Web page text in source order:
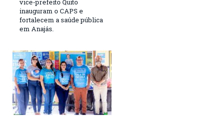
vice-prefeito Quito
inauguram o CAPS e
fortalecem a saúde pública
em Anajás.